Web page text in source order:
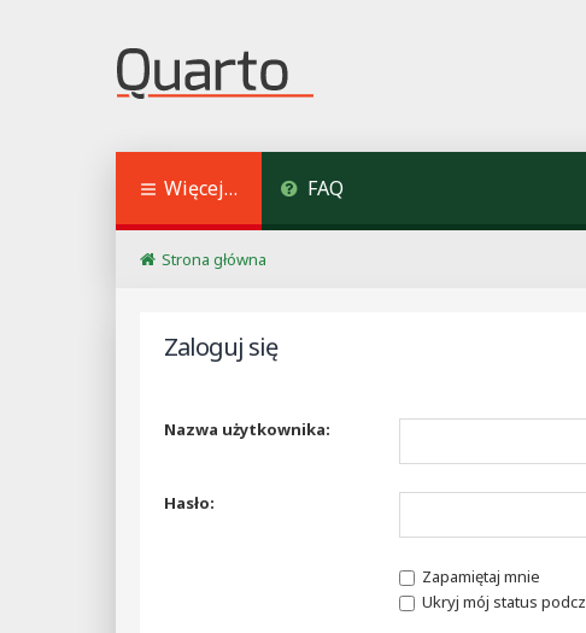
Więcej… FAQ
Strona główna
Zaloguj się
Nazwa użytkownika:
Hasło:
Zapamiętaj mnie
Ukryj mój status